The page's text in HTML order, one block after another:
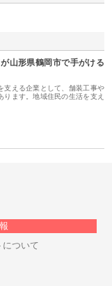
山形県鶴岡市で手がける
支える企業として、舗装工事や
ります。地域住民の生活を支え
について